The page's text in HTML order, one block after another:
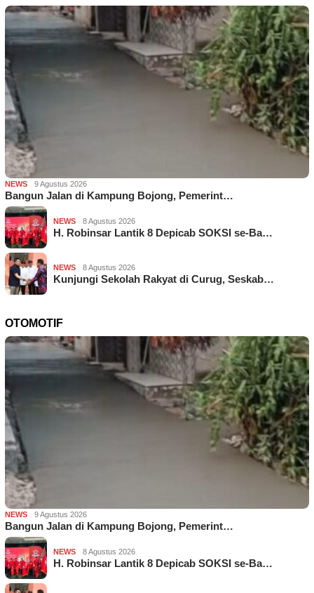
NEWS 9 Agustus 2026
Bangun Jalan di Kampung Bojong, Pemerint…
NEWS 8 Agustus 2026
H. Robinsar Lantik 8 Depicab SOKSI se-Ba…
NEWS 8 Agustus 2026
Kunjungi Sekolah Rakyat di Curug, Seskab…
OTOMOTIF
NEWS 9 Agustus 2026
Bangun Jalan di Kampung Bojong, Pemerint…
NEWS 8 Agustus 2026
H. Robinsar Lantik 8 Depicab SOKSI se-Ba…